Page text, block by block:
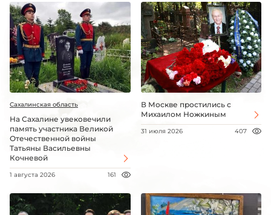
Сахалинская область
На Сахалине увековечили
память участника Великой
Отечественной войны
Татьяны Васильевны
Кочневой
1 августа 2026 161
В Москве простились с
Михаилом Ножкиным
31 июля 2026 407